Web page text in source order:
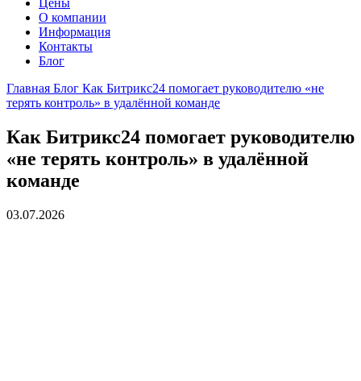
О компании
Информация
Контакты
Блог
Главная Блог Как Битрикс24 помогает руководителю «не
терять контроль» в удалённой команде
Как Битрикс24 помогает руководителю
«не терять контроль» в удалённой
команде
03.07.2026